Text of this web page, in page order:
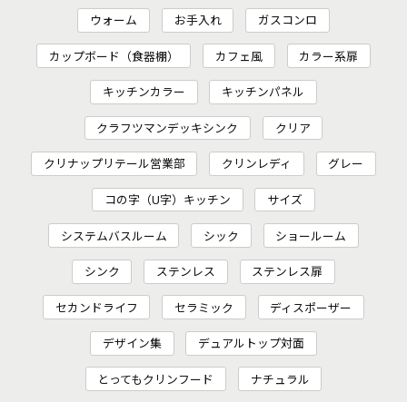
ウォーム お手入れ ガスコンロ
カップボード（食器棚） カフェ風 カラー系扉
キッチンカラー キッチンパネル
クラフツマンデッキシンク クリア
クリナップリテール営業部 クリンレディ グレー
コの字（U字）キッチン サイズ
システムバスルーム シック ショールーム
シンク ステンレス ステンレス扉
セカンドライフ セラミック ディスポーザー
デザイン集 デュアルトップ対面
とってもクリンフード ナチュラル